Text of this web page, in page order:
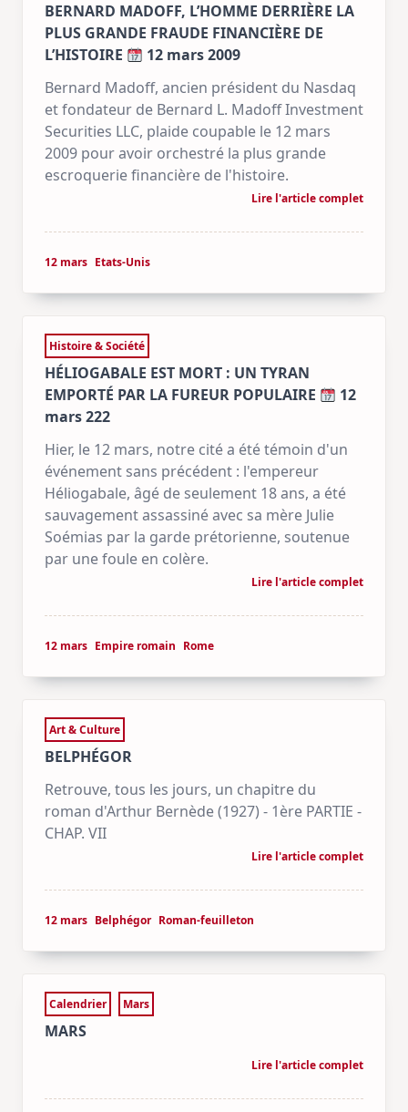
BERNARD MADOFF, L’HOMME DERRIÈRE LA
PLUS GRANDE FRAUDE FINANCIÈRE DE
L’HISTOIRE
12 mars 2009
Bernard Madoff, ancien président du Nasdaq
et fondateur de Bernard L. Madoff Investment
Securities LLC, plaide coupable le 12 mars
2009 pour avoir orchestré la plus grande
escroquerie financière de l'histoire.
Lire l'article complet
12 mars Etats-Unis
Histoire & Société
HÉLIOGABALE EST MORT : UN TYRAN
EMPORTÉ PAR LA FUREUR POPULAIRE
12
mars 222
Hier, le 12 mars, notre cité a été témoin d'un
événement sans précédent : l'empereur
Héliogabale, âgé de seulement 18 ans, a été
sauvagement assassiné avec sa mère Julie
Soémias par la garde prétorienne, soutenue
par une foule en colère.
Lire l'article complet
12 mars Empire romain Rome
Art & Culture
BELPHÉGOR
Retrouve, tous les jours, un chapitre du
roman d'Arthur Bernède (1927) - 1ère PARTIE -
CHAP. VII
Lire l'article complet
12 mars Belphégor Roman-feuilleton
Calendrier Mars
MARS
Lire l'article complet